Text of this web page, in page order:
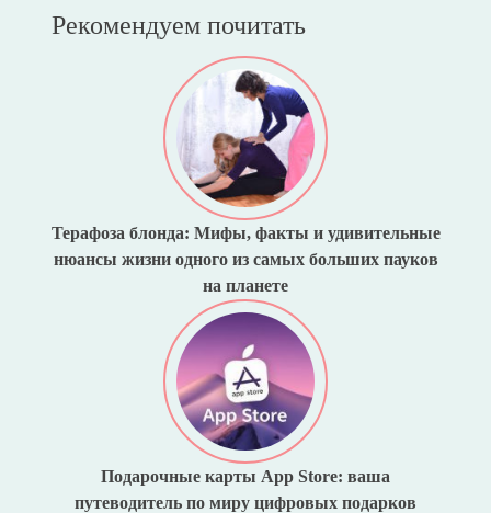
Рекомендуем почитать
Терафоза блонда: Мифы, факты и удивительные
нюансы жизни одного из самых больших пауков
на планете
Подарочные карты App Store: ваша
путеводитель по миру цифровых подарков